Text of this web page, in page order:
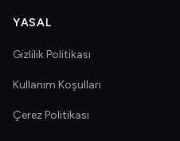
YASAL
Gizlilik Politikası
Kullanım Koşulları
Çerez Politikası